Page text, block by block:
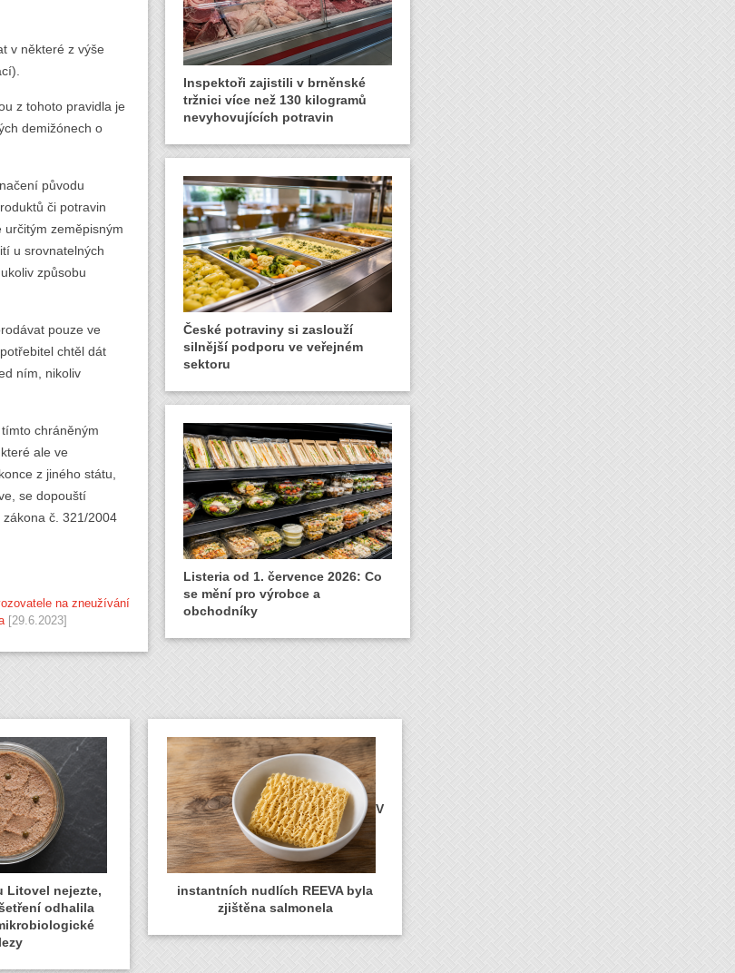
některé z výše
z tohoto pravidla je
demižónech o
původu
či potravin
zeměpisným
u srovnatelných
způsobu
pouze ve
chtěl dát
ním, nikoliv
chráněným
ale ve
z jiného státu,
se dopouští
zákona č. 321/2004
na zneužívání
[29.6.2023]
Inspektoři zajistili v brněnské
tržnici více než 130 kilogramů
nevyhovujících potravin
České potraviny si zaslouží
silnější podporu ve veřejném
sektoru
Listeria od 1. července 2026: Co
se mění pro výrobce a
obchodníky
Litovel nejezte,
odhalila
V
instantních nudlích REEVA byla
zjištěna salmonela